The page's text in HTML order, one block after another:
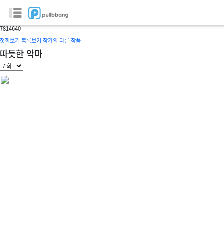
글/그림 :마나각
7814640
첫회보기 목록보기 작가의 다른 작품
따듯한 악마